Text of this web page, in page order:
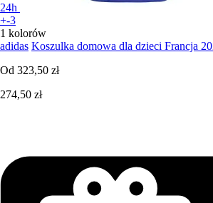
24h
+-3
1 kolorów
adidas Koszulka domowa dla dzieci Francja
Od 323,50 zł
274,50 zł